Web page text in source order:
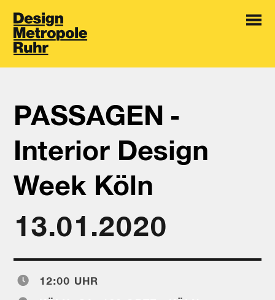
PASSAGEN -
Interior Design
Week Köln
13.01.2020
12:00 UHR